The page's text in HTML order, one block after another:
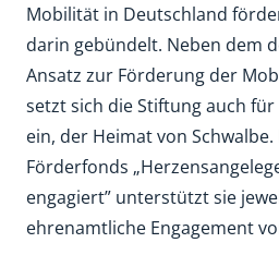
Mobilität in Deutschland
darin gebündelt. Neben dem
Ansatz zur Förderung der
setzt sich die Stiftung auch für
ein, der Heimat von
Förderfonds
engagiert” unterstützt sie
ehrenamtliche Engagement